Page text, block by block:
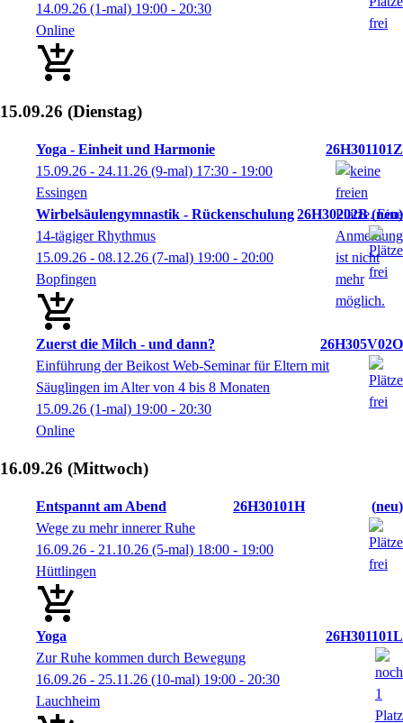
14.09.26 (1-mal) 19:00 - 20:30
Online
15.09.26 (Dienstag)
Yoga - Einheit und Harmonie
26H301101Z
15.09.26 - 24.11.26 (9-mal) 17:30 - 19:00
Essingen
Wirbelsäulengymnastik - Rückenschulung 26H30202B neu
14-tägiger Rhythmus
15.09.26 - 08.12.26 (7-mal) 19:00 - 20:00
Bopfingen
Zuerst die Milch - und dann?
26H305V02O
Einführung der Beikost Web-Seminar für Eltern mit
Säuglingen im Alter von 4 bis 8 Monaten
15.09.26 (1-mal) 19:00 - 20:30
Online
16.09.26 (Mittwoch)
Entspannt am Abend 26H30101H
neu
Wege zu mehr innerer Ruhe
16.09.26 - 21.10.26 (5-mal) 18:00 - 19:00
Hüttlingen
Yoga
26H301101L
Zur Ruhe kommen durch Bewegung
16.09.26 - 25.11.26 (10-mal) 19:00 - 20:30
Lauchheim